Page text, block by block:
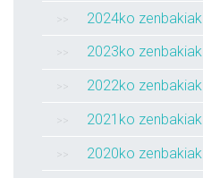
2024ko zenbakiak
2023ko zenbakiak
2022ko zenbakiak
2021ko zenbakiak
2020ko zenbakiak